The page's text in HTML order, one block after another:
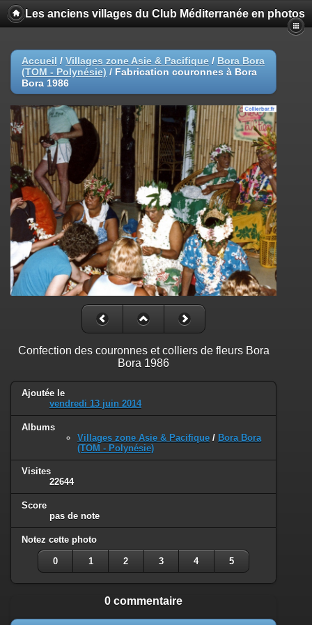
Les anciens villages du Club Méditerranée en photos
Accueil / Villages zone Asie & Pacifique / Bora Bora
(TOM - Polynésie) / Fabrication couronnes à Bora
Bora 1986
Confection des couronnes et colliers de fleurs Bora
Bora 1986
Ajoutée le
vendredi 13 juin 2014
Albums
Villages zone Asie & Pacifique / Bora Bora
(TOM - Polynésie)
Visites
22644
Score
pas de note
Notez cette photo
0 1 2 3 4 5
0 commentaire